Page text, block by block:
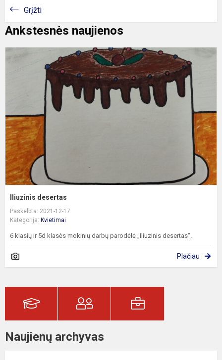
Grįžti
Ankstesnės naujienos
Iliuzinis desertas
Paskelbta: 2021-12-17
Kategorija: Kvietimai
6 klasių ir 5d klasės mokinių darbų parodėlė „Iliuzinis desertas“.
Plačiau
Naujienų archyvas